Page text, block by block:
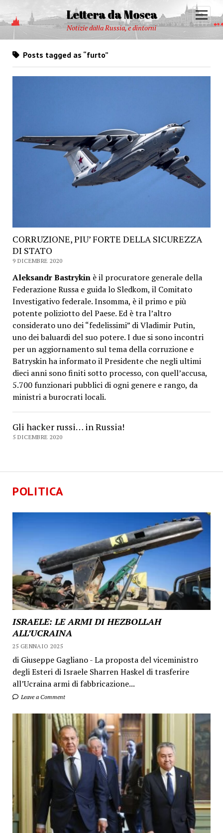
Lettera da Mosca
Notizie dalla Russia, e dintorni
open
menu
POLITICA
ISRAELE: LE ARMI DI HEZBOLLAH
ALL’UCRAINA
25 GENNAIO 2025
di Giuseppe Gagliano - La proposta del viceministro
degli Esteri di Israele Sharren Haskel di trasferire
all’Ucraina armi di fabbricazione...
Leave a Comment
Posts tagged as “furto”
CORRUZIONE, PIU’ FORTE DELLA SICUREZZA
DI STATO
9 DICEMBRE 2020
Aleksandr Bastrykinè il procuratore generale della
Federazione Russa e guida lo Sledkom, il Comitato
Investigativo federale. Insomma, è il primo e più
potente poliziotto del Paese. Ed è tra l’altro
considerato uno dei “fedelissimi” di Vladimir Putin,
uno dei baluardi del suo potere. I due si sono incontri
per un aggiornamento sul tema della corruzione e
Batryskin ha informato il Presidente che negli ultimi
dieci anni sono finiti sotto processo, con quell’accusa,
5.700 funzionari pubblici di ogni genere e rango, da
ministri a burocrati locali.
Gli hacker russi… in Russia!
5 DICEMBRE 2020